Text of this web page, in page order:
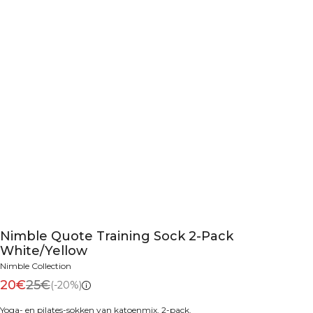
Nimble Quote Training Sock 2-Pack
White/Yellow
Nimble Collection
20€25€(-20%)
Yoga- en pilates-sokken van katoenmix, 2-pack.